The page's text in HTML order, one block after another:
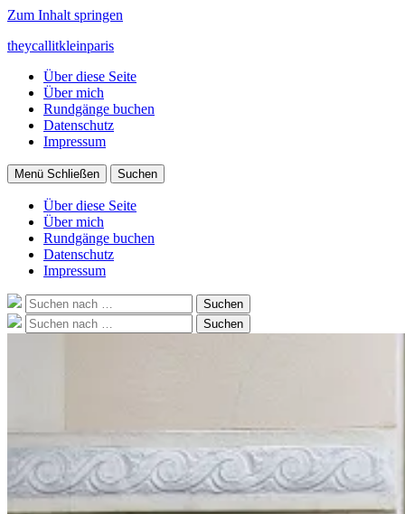
Zum Inhalt springen
theycallitkleinparis
Über diese Seite
Über mich
Rundgänge buchen
Datenschutz
Impressum
Menü Schließen Suchen
Über diese Seite
Über mich
Rundgänge buchen
Datenschutz
Impressum
Suche
nach:
Suchen
Suche
nach:
Suchen